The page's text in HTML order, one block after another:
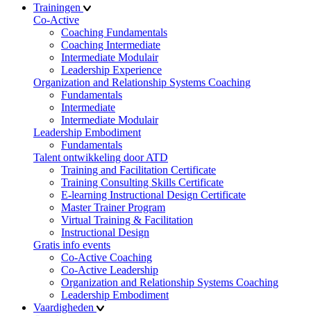
Trainingen
Co-Active
Coaching Fundamentals
Coaching Intermediate
Intermediate Modulair
Leadership Experience
Organization and Relationship Systems Coaching
Fundamentals
Intermediate
Intermediate Modulair
Leadership Embodiment
Fundamentals
Talent ontwikkeling door ATD
Training and Facilitation Certificate
Training Consulting Skills Certificate
E-learning Instructional Design Certificate
Master Trainer Program
Virtual Training & Facilitation
Instructional Design
Gratis info events
Co-Active Coaching
Co-Active Leadership
Organization and Relationship Systems Coaching
Leadership Embodiment
Vaardigheden